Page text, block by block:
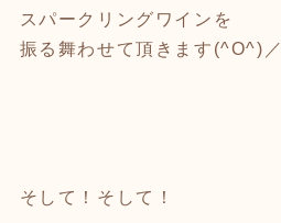
スパークリングワインを
振る舞わせて頂きます(^O^)／
そして！そして！